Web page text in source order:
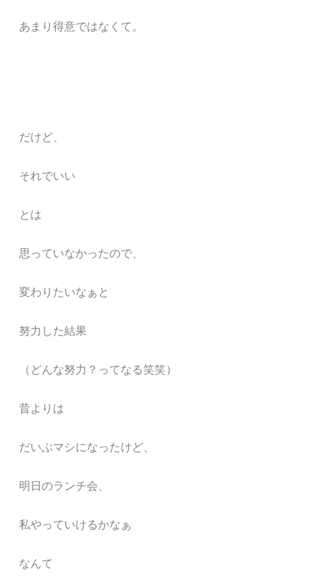
あまり得意ではなくて。
だけど、
それでいい
とは
思っていなかったので、
変わりたいなぁと
努力した結果
（どんな努力？ってなる笑笑）
昔よりは
だいぶマシになったけど、
明日のランチ会、
私やっていけるかなぁ
なんて